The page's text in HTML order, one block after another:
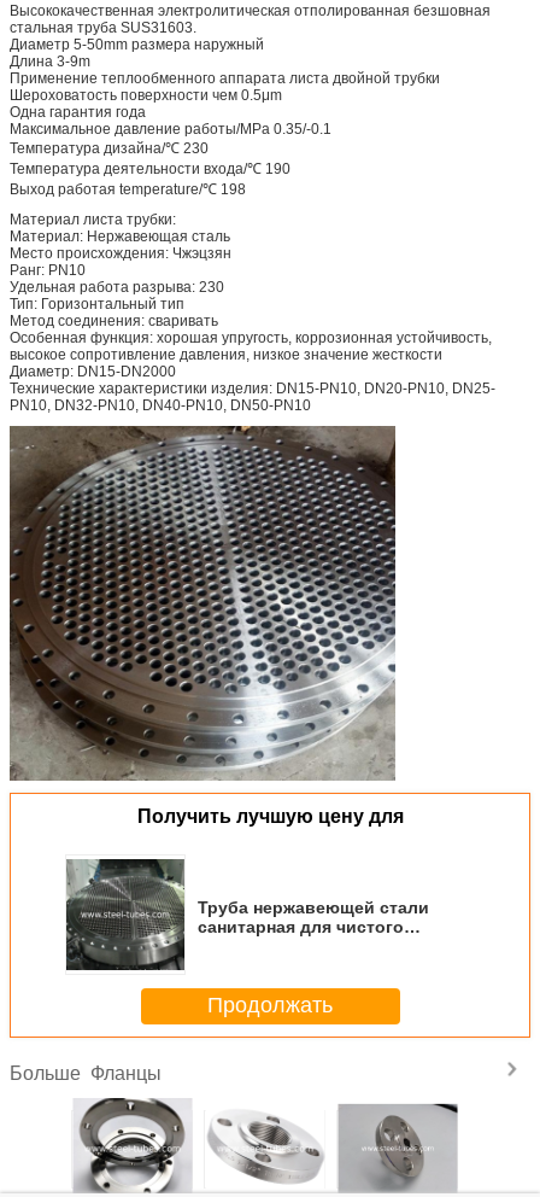
Высококачественная электролитическая отполированная безшовная
стальная труба SUS31603.
Диаметр 5-50mm размера наружный
Длина 3-9m
Применение теплообменного аппарата листа двойной трубки
Шероховатость поверхности чем 0.5μm
Одна гарантия года
Максимальное давление работы/MPa 0.35/-0.1
Температура дизайна/℃ 230
Температура деятельности входа/℃ 190
Выход работая temperature/℃ 198
Материал листа трубки:
Материал: Нержавеющая сталь
Место происхождения: Чжэцзян
Ранг: PN10
Удельная работа разрыва: 230
Тип: Горизонтальный тип
Метод соединения: сваривать
Особенная функция: хорошая упругость, коррозионная устойчивость,
высокое сопротивление давления, низкое значение жесткости
Диаметр: DN15-DN2000
Технические характеристики изделия: DN15-PN10, DN20-PN10, DN25-
PN10, DN32-PN10, DN40-PN10, DN50-PN10
Получить лучшую цену для
Труба нержавеющей стали
санитарная для чистого
нержавеющей стали
Продолжать
Больше Фланцы